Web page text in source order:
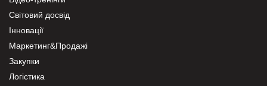
Світовий досвід
Інновації
Маркетинг&Продажі
Закупки
Логістика